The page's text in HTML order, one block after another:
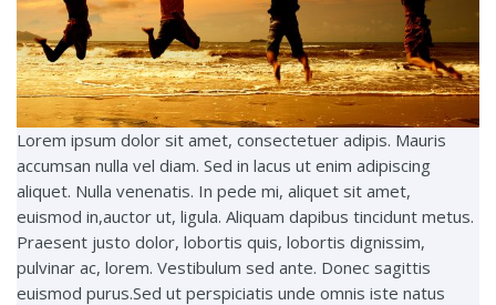
Lorem ipsum dolor sit amet, consectetuer adipis. Mauris
accumsan nulla vel diam. Sed in lacus ut enim adipiscing
aliquet. Nulla venenatis. In pede mi, aliquet sit amet,
euismod in,auctor ut, ligula. Aliquam dapibus tincidunt metus.
Praesent justo dolor, lobortis quis, lobortis dignissim,
pulvinar ac, lorem. Vestibulum sed ante. Donec sagittis
euismod purus.Sed ut perspiciatis unde omnis iste natus